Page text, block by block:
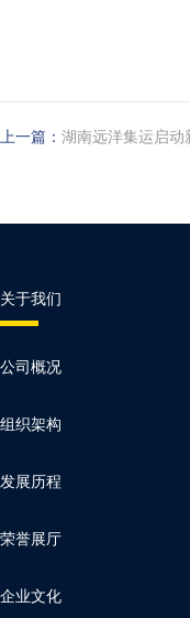
上一篇： 湖南远洋集运启动
关于我们
公司概况
组织架构
发展历程
荣誉展厅
企业文化